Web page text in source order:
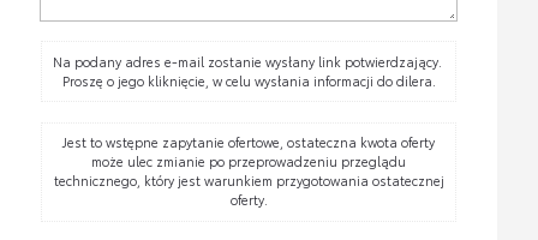
Na podany adres e-mail zostanie wysłany link potwierdzający.
Proszę o jego kliknięcie, w celu wysłania informacji do dilera.
Jest to wstępne zapytanie ofertowe, ostateczna kwota oferty
może ulec zmianie po przeprowadzeniu przeglądu
technicznego, który jest warunkiem przygotowania ostatecznej
oferty.